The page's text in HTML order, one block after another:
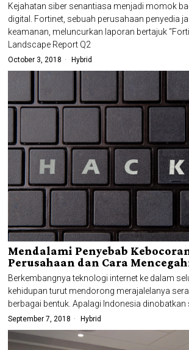
Kejahatan siber senantiasa menjadi momok
digital. Fortinet, sebuah perusahaan penyedia
keamanan, meluncurkan laporan bertajuk
Landscape Report Q2
October 3, 2018 Hybrid
Mendalami Penyebab
Perusahaan dan Cara
Berkembangnya teknologi internet ke dalam
kehidupan turut mendorong merajalelanya
berbagai bentuk. Apalagi Indonesia
September 7, 2018 Hybrid